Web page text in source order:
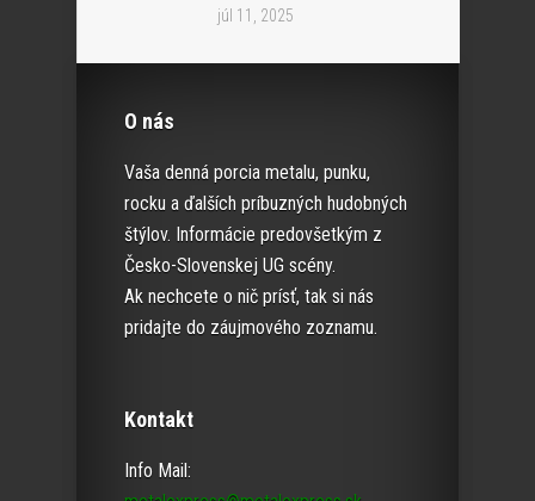
júl 11, 2025
O nás
Vaša denná porcia metalu, punku,
rocku a ďalších príbuzných hudobných
štýlov. Informácie predovšetkým z
Česko-Slovenskej UG scény.
Ak nechcete o nič prísť, tak si nás
pridajte do záujmového zoznamu.
Kontakt
Info Mail: